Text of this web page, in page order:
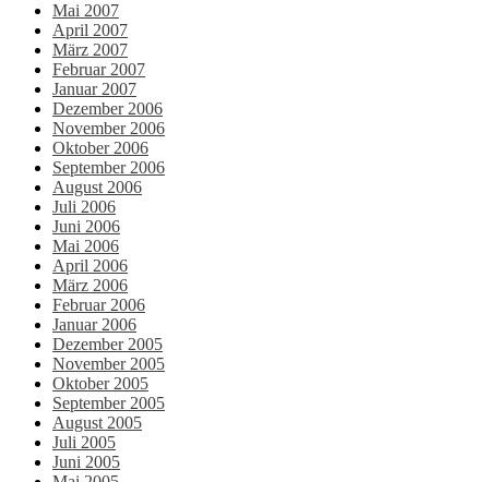
Mai 2007
April 2007
März 2007
Februar 2007
Januar 2007
Dezember 2006
November 2006
Oktober 2006
September 2006
August 2006
Juli 2006
Juni 2006
Mai 2006
April 2006
März 2006
Februar 2006
Januar 2006
Dezember 2005
November 2005
Oktober 2005
September 2005
August 2005
Juli 2005
Juni 2005